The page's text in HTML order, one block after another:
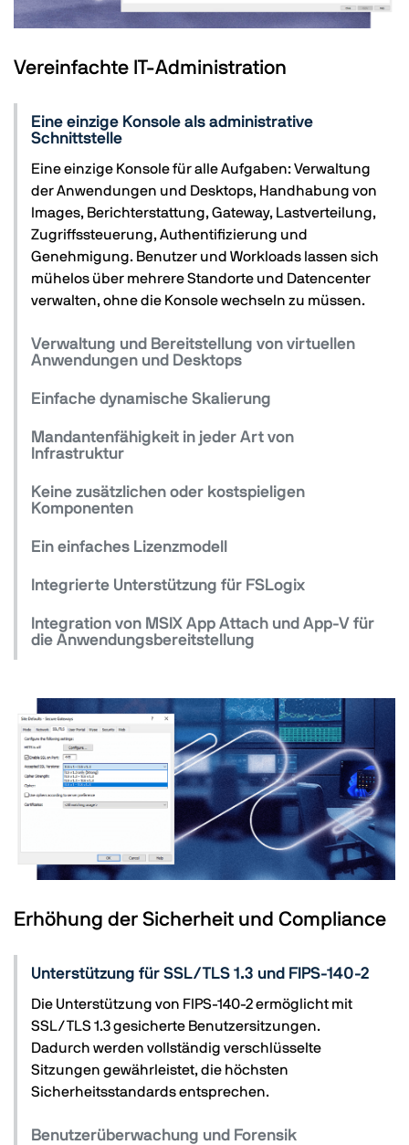
Vereinfachte IT-Administration
Eine einzige Konsole als administrative
Schnittstelle
Eine einzige Konsole für alle Aufgaben: Verwaltung
der Anwendungen und Desktops, Handhabung von
Images, Berichterstattung, Gateway, Lastverteilung,
Zugriffssteuerung, Authentifizierung und
Genehmigung. Benutzer und Workloads lassen sich
mühelos über mehrere Standorte und Datencenter
verwalten, ohne die Konsole wechseln zu müssen.
Verwaltung und Bereitstellung von virtuellen
Anwendungen und Desktops
Einfache dynamische Skalierung
Mandantenfähigkeit in jeder Art von
Infrastruktur
Keine zusätzlichen oder kostspieligen
Komponenten
Ein einfaches Lizenzmodell
Integrierte Unterstützung für FSLogix
Integration von MSIX App Attach und App-V für
die Anwendungsbereitstellung
Erhöhung der Sicherheit und Compliance
Unterstützung für SSL/TLS 1.3 und FIPS-140-2
Die Unterstützung von FIPS-140-2 ermöglicht mit
SSL/TLS 1.3 gesicherte Benutzersitzungen.
Dadurch werden vollständig verschlüsselte
Sitzungen gewährleistet, die höchsten
Sicherheitsstandards entsprechen.
Benutzerüberwachung und Forensik